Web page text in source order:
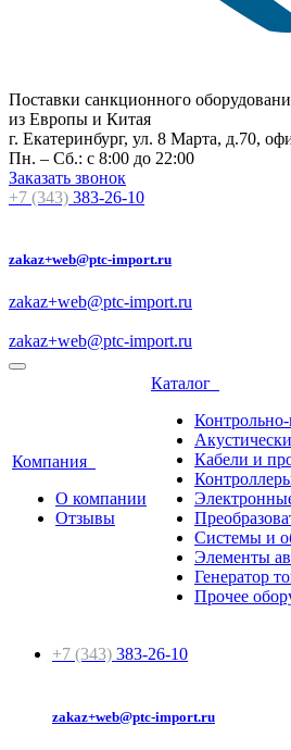
Поставки санкционного
из Европы и Китая
г. Екатеринбург, ул. 8 Марта, д.70,
Пн. – Сб.: с 8:00 до 22:00
Заказать звонок
+7 (343) 383-26-10
zakaz+web@ptc-import.ru
zakaz+web@ptc-import.ru
zakaz+web@ptc-import.ru
Компания
О компании
Отзывы
Каталог
Кабели и
Системы и
Элементы
Генератор
Прочее
+7 (343) 383-26-10
zakaz+web@ptc-import.ru